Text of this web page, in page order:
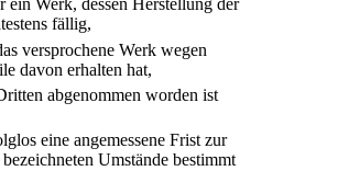
Werk, dessen Herstellung der
fällig,
versprochene Werk wegen
davon erhalten hat,
abgenommen worden ist
eine angemessene Frist zur
Umstände bestimmt